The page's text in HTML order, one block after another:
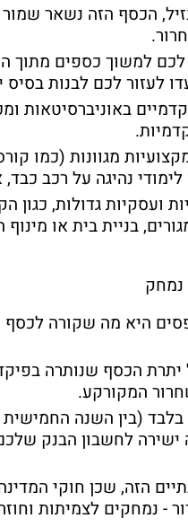
הכסף הזה נשאר
.
למשוך כספים מתוך
לעזור לכם לבנות בסיס
באוניברסיטאות
.
מגוונות (כמו
נהיגה על רכב כבד,
ועסקיות גדולות,
בניית בית או
היא מה שקורה לכסף
הכסף שנותרה
המקורקע.
בלבד (בין השנה
לחשבון הבנק
הזה, שכן חוקי
נמחקים לצמיתות